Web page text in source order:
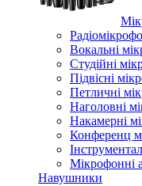
Вокальні
Студійні
Підвісні
Петличні
Наголовні
Накамерні
Конференц
Мікрофонні
Навушники